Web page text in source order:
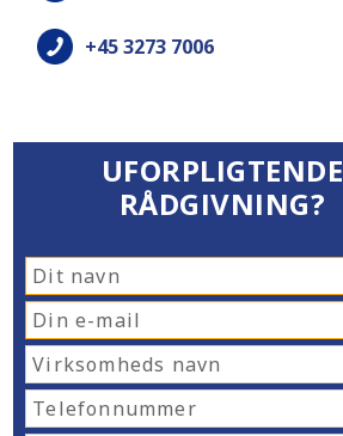
+45 3273 7006
UFORPLIGTENDE
RÅDGIVNING?